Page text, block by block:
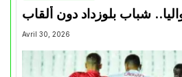
شباب بلوزداد دون ألقاب
Avril 30, 2026